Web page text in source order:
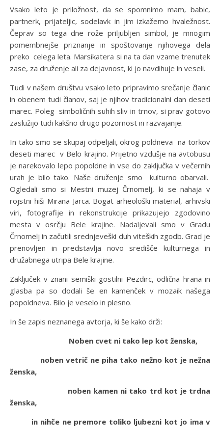
Vsako leto je priložnost, da se spomnimo mam, babic,
partnerk, prijateljic, sodelavk in jim izkažemo hvaležnost.
Čeprav so tega dne rože priljubljen simbol, je mnogim
pomembnejše priznanje in spoštovanje njihovega dela
preko celega leta. Marsikatera si na ta dan vzame trenutek
zase, za druženje ali za dejavnost, ki jo navdihuje in veseli.
Tudi v našem društvu vsako leto pripravimo srečanje članic
in obenem tudi članov, saj je njihov tradicionalni dan deseti
marec. Poleg simboličnih suhih sliv in trnov, si prav gotovo
zaslužijo tudi kakšno drugo pozornost in razvajanje.
In tako smo se skupaj odpeljali, okrog poldneva na torkov
deseti marec v Belo krajino. Prijetno vzdušje na avtobusu
je narekovalo lepo popoldne in vse do zaključka v večernih
urah je bilo tako. Naše druženje smo kulturno obarvali.
Ogledali smo si Mestni muzej Črnomelj, ki se nahaja v
rojstni hiši Mirana Jarca. Bogat arheološki material, arhivski
viri, fotografije in rekonstrukcije prikazujejo zgodovino
mesta v osrčju Bele krajine. Nadaljevali smo v Gradu
Črnomelj in začutili srednjeveški duh viteških zgodb. Grad je
prenovljen in predstavlja novo središče kulturnega in
družabnega utripa Bele krajine.
Zaključek v znani semiški gostilni Pezdirc, odlična hrana in
glasba pa so dodali še en kamenček v mozaik našega
popoldneva. Bilo je veselo in plesno.
In še zapis neznanega avtorja, ki še kako drži:
Noben cvet ni tako lep kot ženska,
noben vetrič ne piha tako nežno kot je nežna
ženska,
noben kamen ni tako trd kot je trdna
ženska,
in nihče ne premore toliko ljubezni kot jo ima v